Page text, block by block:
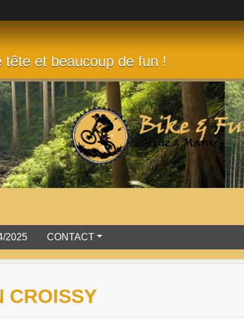
et beaucoup de fun !
2025 CONTACT
CROISSY